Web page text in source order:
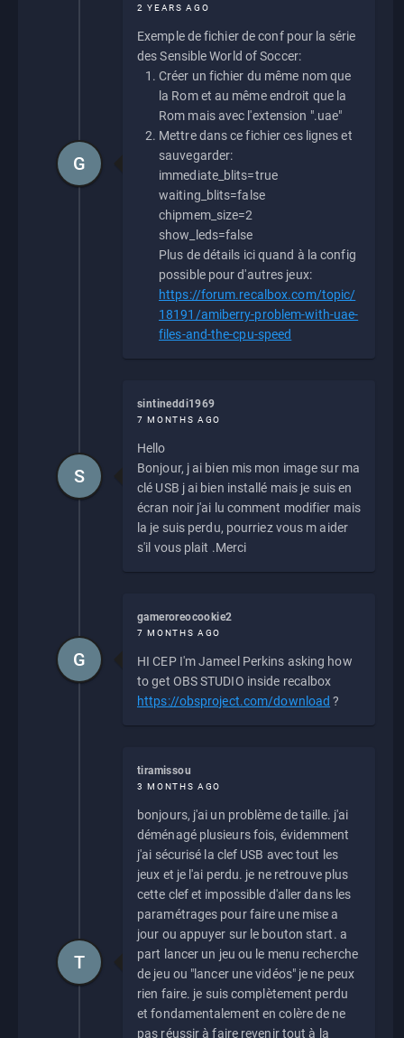
2 YEARS AGO
Exemple de fichier de conf pour la série
des Sensible World of Soccer:
Créer un fichier du même nom que
la Rom et au même endroit que la
Rom mais avec l'extension ".uae"
Mettre dans ce fichier ces lignes et
sauvegarder:
immediate_blits=true
waiting_blits=false
chipmem_size=2
show_leds=false
Plus de détails ici quand à la config
possible pour d'autres jeux:
https://forum.recalbox.com/topic/
18191/amiberry-problem-with-uae-
files-and-the-cpu-speed
G
sintineddi1969
7 MONTHS AGO
Hello
Bonjour, j ai bien mis mon image sur ma
clé USB j ai bien installé mais je suis en
écran noir j'ai lu comment modifier mais
la je suis perdu, pourriez vous m aider
s'il vous plait .Merci
S
gameroreocookie2
7 MONTHS AGO
HI CEP I'm Jameel Perkins asking how
to get OBS STUDIO inside recalbox
https://obsproject.com/download ?
G
tiramissou
3 MONTHS AGO
bonjours, j'ai un problème de taille. j'ai
déménagé plusieurs fois, évidemment
j'ai sécurisé la clef USB avec tout les
jeux et je l'ai perdu. je ne retrouve plus
cette clef et impossible d'aller dans les
paramétrages pour faire une mise a
jour ou appuyer sur le bouton start. a
part lancer un jeu ou le menu recherche
de jeu ou "lancer une vidéos" je ne peux
rien faire. je suis complètement perdu
et fondamentalement en colère de ne
pas réussir à faire revenir tout à la
T